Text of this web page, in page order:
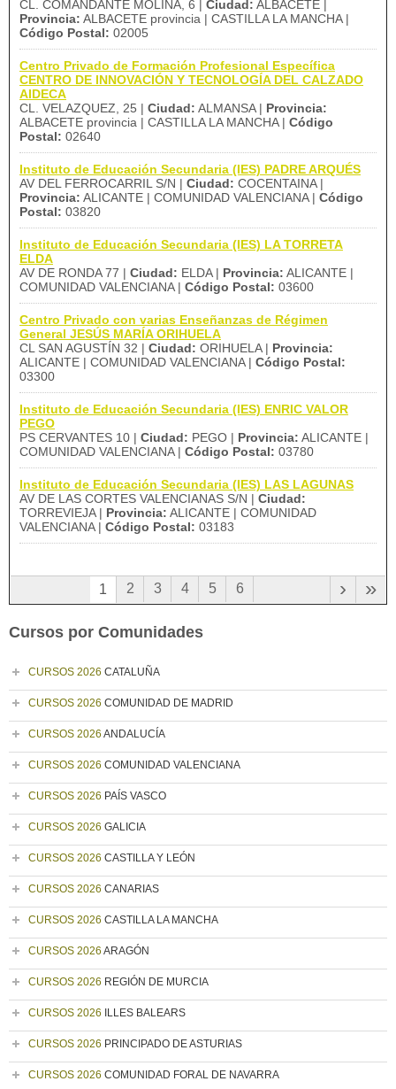
CL. COMANDANTE MOLINA, 6 | Ciudad: ALBACETE |
Provincia: ALBACETE provincia | CASTILLA LA MANCHA |
Código Postal: 02005
Centro Privado de Formación Profesional Específica
CENTRO DE INNOVACIÓN Y TECNOLOGÍA DEL CALZADO
AIDECA
CL. VELAZQUEZ, 25 | Ciudad: ALMANSA | Provincia:
ALBACETE provincia | CASTILLA LA MANCHA | Código
Postal: 02640
Instituto de Educación Secundaria (IES) PADRE ARQUÉS
AV DEL FERROCARRIL S/N | Ciudad: COCENTAINA |
Provincia: ALICANTE | COMUNIDAD VALENCIANA | Código
Postal: 03820
Instituto de Educación Secundaria (IES) LA TORRETA
ELDA
AV DE RONDA 77 | Ciudad: ELDA | Provincia: ALICANTE |
COMUNIDAD VALENCIANA | Código Postal: 03600
Centro Privado con varias Enseñanzas de Régimen
General JESÚS MARÍA ORIHUELA
CL SAN AGUSTÍN 32 | Ciudad: ORIHUELA | Provincia:
ALICANTE | COMUNIDAD VALENCIANA | Código Postal:
03300
Instituto de Educación Secundaria (IES) ENRIC VALOR
PEGO
PS CERVANTES 10 | Ciudad: PEGO | Provincia: ALICANTE |
COMUNIDAD VALENCIANA | Código Postal: 03780
Instituto de Educación Secundaria (IES) LAS LAGUNAS
AV DE LAS CORTES VALENCIANAS S/N | Ciudad:
TORREVIEJA | Provincia: ALICANTE | COMUNIDAD
VALENCIANA | Código Postal: 03183
1 2 3 4 5 6 »
›
Cursos por Comunidades
CURSOS 2026 CATALUÑA
CURSOS 2026 COMUNIDAD DE MADRID
CURSOS 2026 ANDALUCÍA
CURSOS 2026 COMUNIDAD VALENCIANA
CURSOS 2026 PAÍS VASCO
CURSOS 2026 GALICIA
CURSOS 2026 CASTILLA Y LEÓN
CURSOS 2026 CANARIAS
CURSOS 2026 CASTILLA LA MANCHA
CURSOS 2026 ARAGÓN
CURSOS 2026 REGIÓN DE MURCIA
CURSOS 2026 ILLES BALEARS
CURSOS 2026 PRINCIPADO DE ASTURIAS
CURSOS 2026 COMUNIDAD FORAL DE NAVARRA